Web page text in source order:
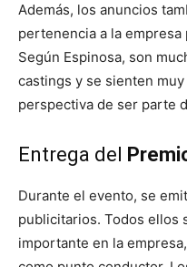
Además, los anuncios
pertenencia a la
Según Espinosa, son
castings y se sienten
perspectiva de ser parte
Entrega del
Durante el evento, se
publicitarios. Todos ellos
importante en la